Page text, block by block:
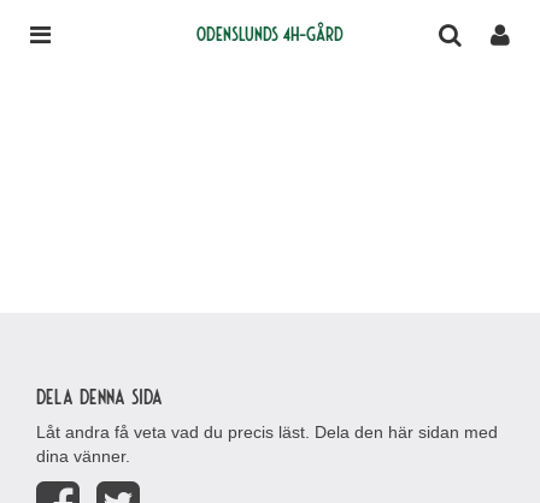
Odenslunds 4H-gård
Dela denna sida
Låt andra få veta vad du precis läst. Dela den här sidan med
dina vänner.